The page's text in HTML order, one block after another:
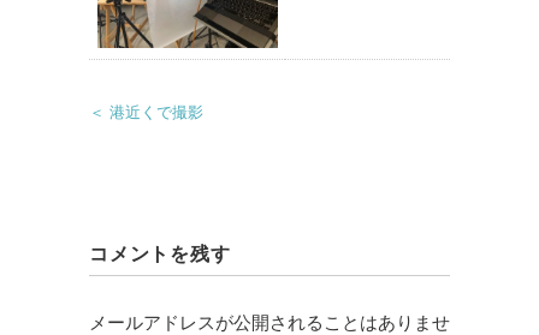
＜ 港近くで撮影
コメントを残す
メールアドレスが公開されることはありませ